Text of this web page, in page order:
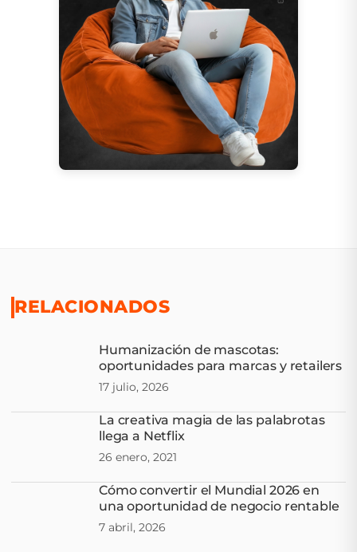
RELACIONADOS
Humanización de mascotas:
oportunidades para marcas y retailers
17 julio, 2026
La creativa magia de las palabrotas
llega a Netflix
26 enero, 2021
Cómo convertir el Mundial 2026 en
una oportunidad de negocio rentable
7 abril, 2026